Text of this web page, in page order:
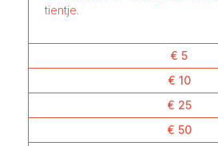
tientje.
€ 5
€ 10
€ 25
€ 50